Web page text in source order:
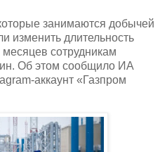
занимаются добычей
изменить длительность
сотрудникам
Об этом сообщило ИА
аккаунт «Газпром